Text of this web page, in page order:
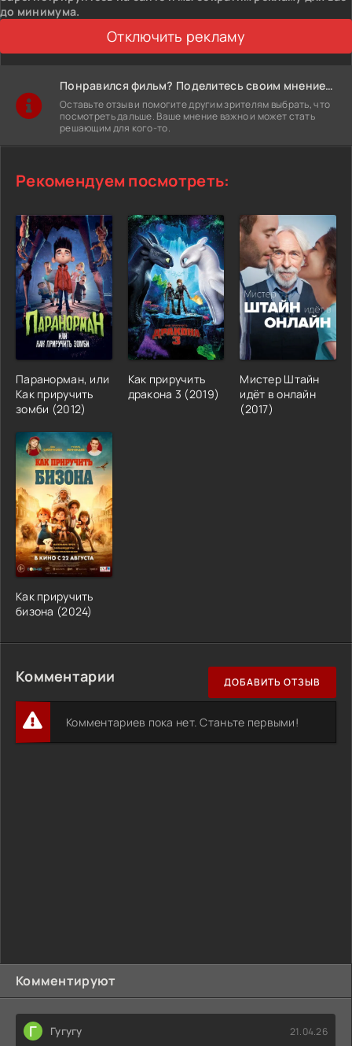
Комментируют
Г Гугугу 21.04.26
до минимума.
Отключить рекламу
Понравился фильм? Поделитесь своим мнением!
Оставьте отзыв и помогите другим зрителям выбрать, что
посмотреть дальше. Ваше мнение важно и может стать
решающим для кого-то.
Рекомендуем посмотреть:
Паранорман, или
Как приручить
зомби (2012)
Как приручить
дракона 3 (2019)
Мистер Штайн
идёт в онлайн
(2017)
Как приручить
бизона (2024)
Комментарии ДОБАВИТЬ ОТЗЫВ
Комментариев пока нет. Станьте первыми!